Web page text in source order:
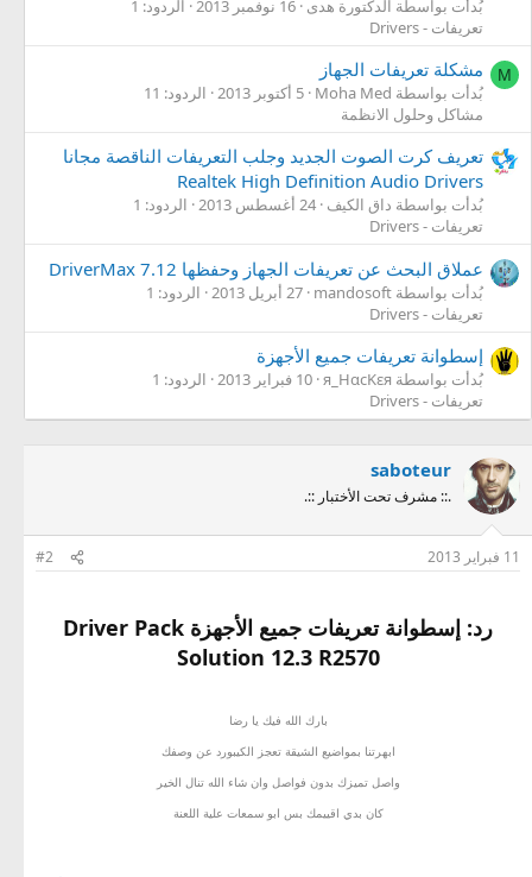
بُدأت بواسطة الدكتورة هدى 16 نوفمبر 2013
الردود: 1
تعريفات - Drivers
M مشكلة تعريفات الجهاز
بُدأت بواسطة Moha Med 5 أكتوبر 2013
الردود: 11
مشاكل وحلول الانظمة
تعريف كرت الصوت الجديد وجلب التعريفات الناقصة مجانا
Realtek High Definition Audio Drivers
بُدأت بواسطة داق الكيف 24 أغسطس 2013
الردود: 1
تعريفات - Drivers
عملاق البحث عن تعريفات الجهاز وحفظها DriverMax 7.12
بُدأت بواسطة mandosoft 27 أبريل 2013
الردود: 1
تعريفات - Drivers
إسطوانة تعريفات جميع الأجهزة
بُدأت بواسطة я_HαcKεя 10 فبراير 2013
الردود: 1
تعريفات - Drivers
saboteur
.:: مشرف تحت الأختبار ::.
11 فبراير 2013 #2
رد: إسطوانة تعريفات جميع الأجهزة Driver Pack
Solution 12.3 R2570
بارك الله فيك يا رضا
ابهرتنا بمواضيع الشيقة تعجز الكيبورد عن وصفك
واصل تميزك بدون فواصل وان شاء الله تنال الخير
كان بدي اقييمك بس ابو سمعات علية اللعنة